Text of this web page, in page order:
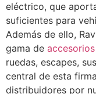
eléctrico, que
suficientes para
Además de ello,
gama de accesorios
ruedas, escapes,
central de esta
distribuidores por